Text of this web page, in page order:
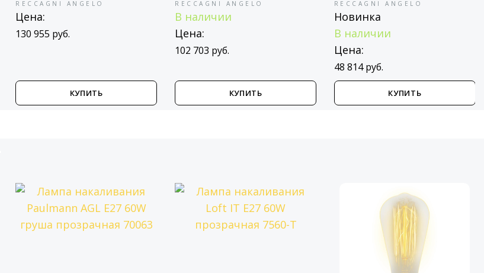
RECCAGNI ANGELO
Цена:
130 955 руб.
КУПИТЬ
RECCAGNI ANGELO
В наличии
Цена:
102 703 руб.
КУПИТЬ
RECCAGNI ANGELO
Новинка
В наличии
Цена:
48 814 руб.
КУПИТЬ